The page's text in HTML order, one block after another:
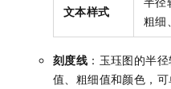
文本样式
粗细
刻度线 ：玉珏图的半
值、粗细值和颜色，